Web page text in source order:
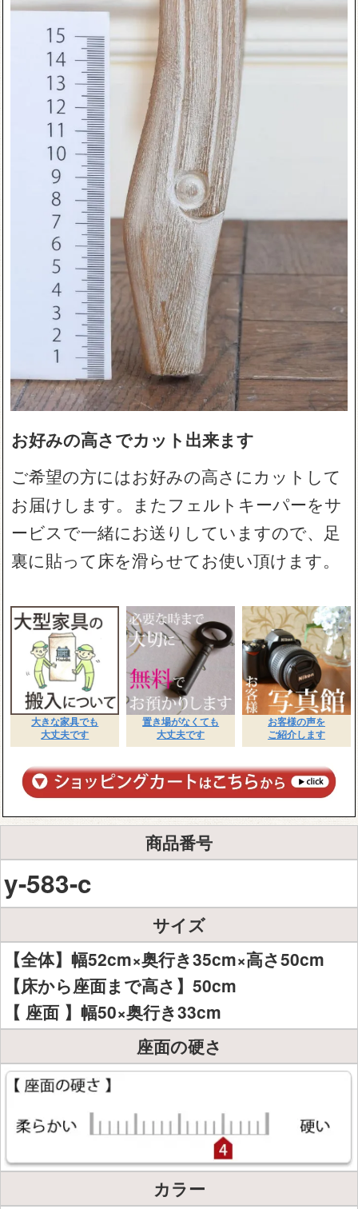
お好みの高さでカット出来ます
ご希望の方にはお好みの高さにカットして
お届けします。またフェルトキーパーをサ
ービスで一緒にお送りしていますので、足
裏に貼って床を滑らせてお使い頂けます。
大きな家具でも
大丈夫です
置き場がなくても
大丈夫です
お客様の声を
ご紹介します
商品番号
y-583-c
サイズ
【全体】幅52cm×奥行き35cm×高さ50cm
【床から座面まで高さ】50cm
【 座面 】幅50×奥行き33cm
座面の硬さ
カラー